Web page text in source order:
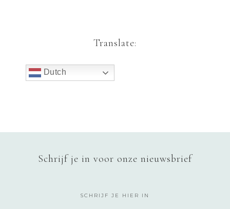
Translate:
Dutch
Schrijf je in voor onze nieuwsbrief
SCHRIJF JE HIER IN